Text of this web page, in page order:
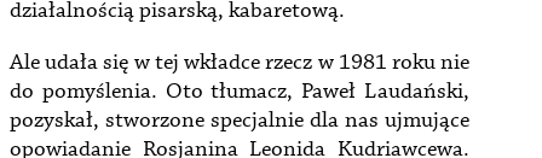
działalnością pisarską, kabaretową.
Ale udała się w tej wkładce rzecz w 1981 roku nie
do pomyślenia. Oto tłumacz, Paweł Laudański,
pozyskał, stworzone specjalnie dla nas ujmujące
opowiadanie Rosjanina Leonida Kudriawcewa.